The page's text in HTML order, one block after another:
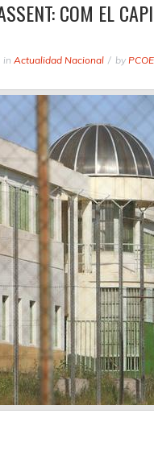
COM EL
in Actualidad Nacional by PCOE